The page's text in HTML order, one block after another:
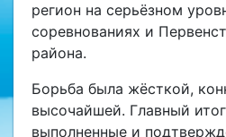
регион на серьёзном
соревнованиях и
района.
Борьба была жёсткой,
высочайшей. Главный
выполненные и